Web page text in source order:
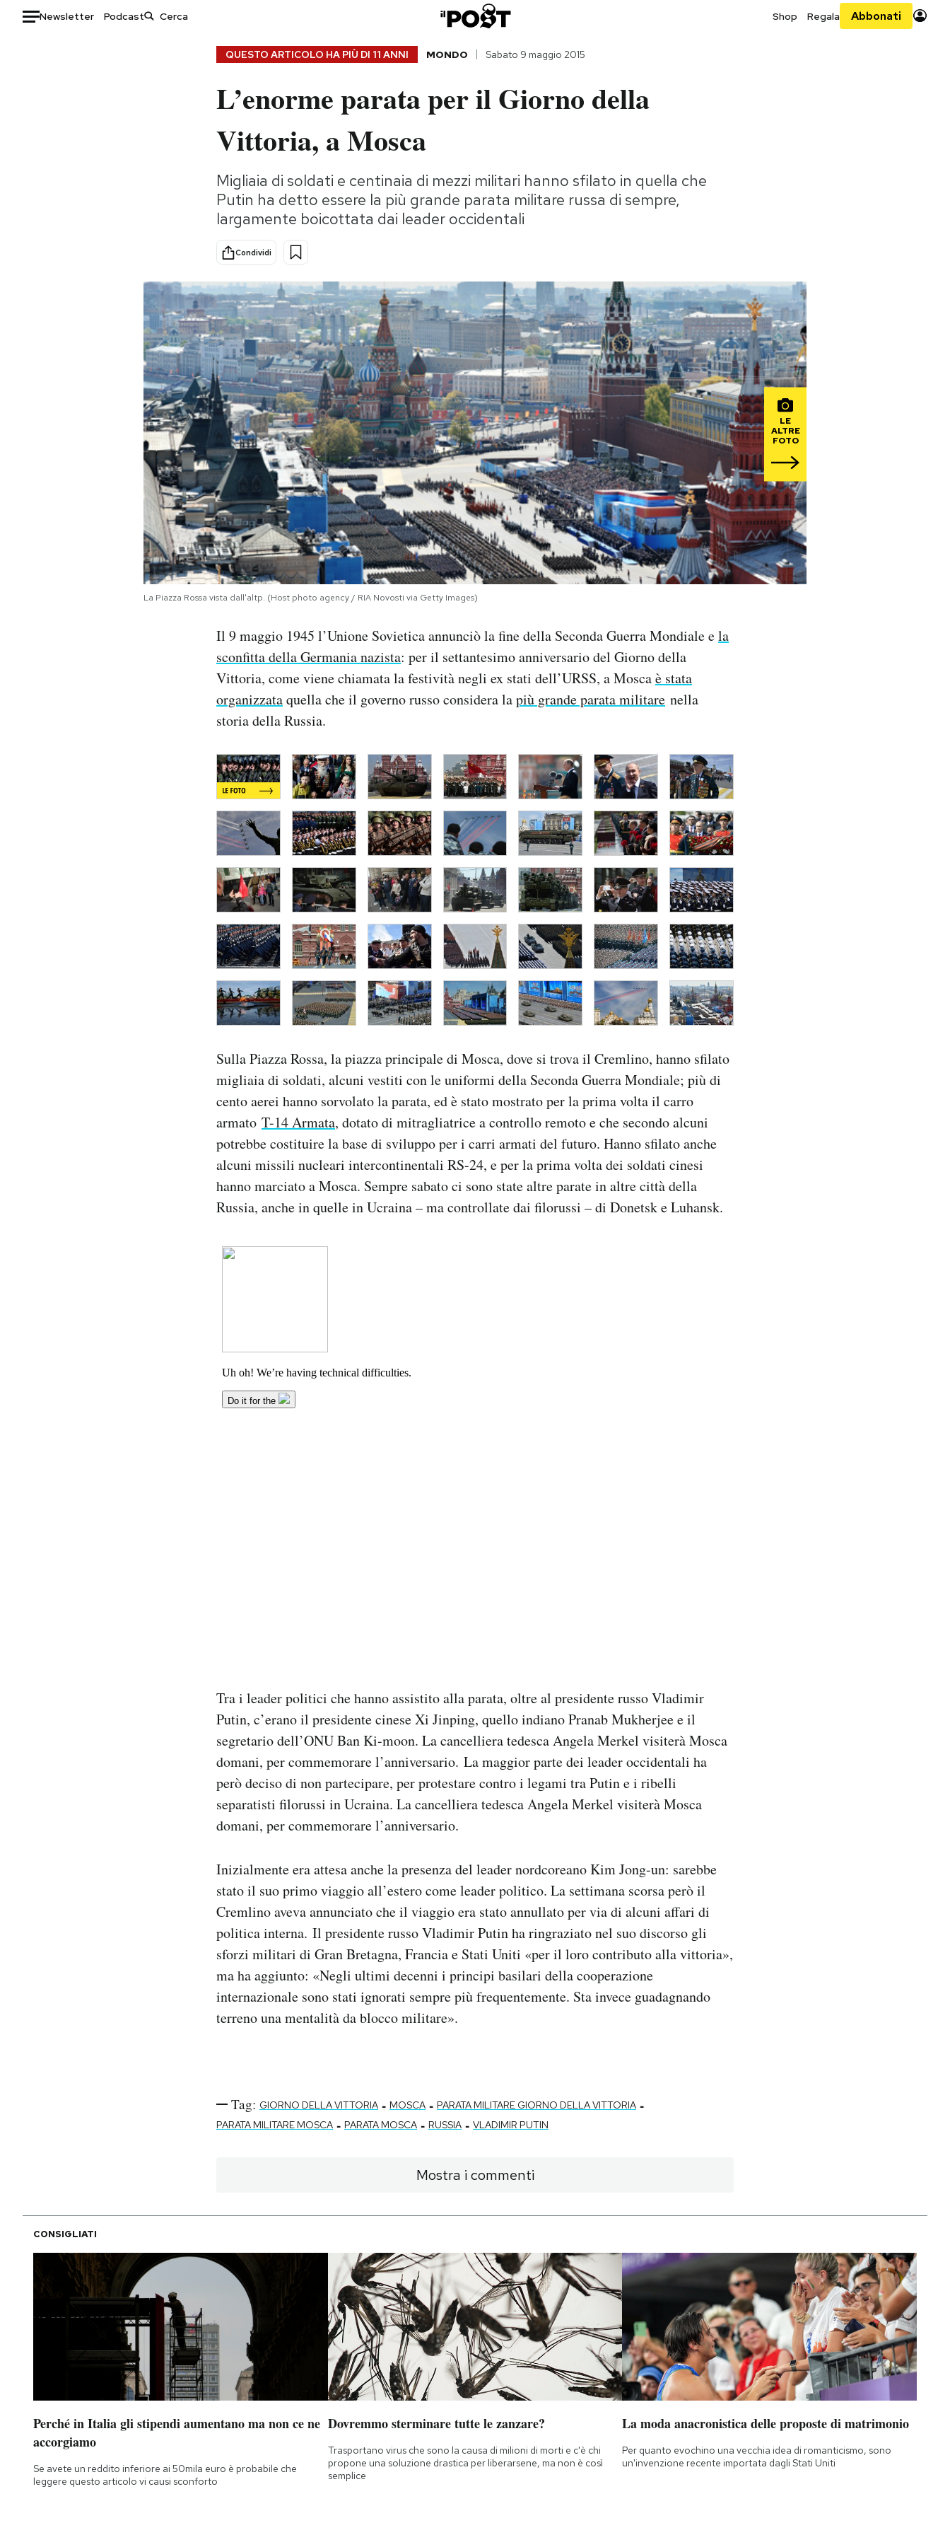
Newsletter Podcast Shop Regala Abbonati
Storie/Idee
Ok Boomer!
Altrecose
Mondiali calcio 2026
AREA PERSONALE
QUESTO ARTICOLO HA PIÙ DI 11 ANNI MONDO Sabato 9 maggio 2015
L’enorme parata per il Giorno della
Vittoria, a Mosca
Migliaia di soldati e centinaia di mezzi militari hanno sfilato in quella che
Putin ha detto essere la più grande parata militare russa di sempre,
largamente boicottata dai leader occidentali
Condividi
LE
ALTRE
FOTO
La Piazza Rossa vista dall'altp. (Host photo agency / RIA Novosti via Getty Images)
Il 9 maggio 1945 l’Unione Sovietica annunciò la fine della Seconda Guerra Mondiale ela
sconfitta della Germania nazista: per il settantesimo anniversario del Giorno della
Vittoria, come viene chiamata la festività negli ex stati dell’URSS, a Moscaè stata
organizzataquella che il governo russo considera lapiù grande parata militare nella
storia della Russia.
Sulla Piazza Rossa, la piazza principale di Mosca, dove si trova il Cremlino, hanno sfilato
migliaia di soldati, alcuni vestiti con le uniformi della Seconda Guerra Mondiale; più di
cento aerei hanno sorvolato la parata, ed è stato mostrato per la prima volta il carro
armato T-14 Armata, dotato di mitragliatrice a controllo remoto e che secondo alcuni
potrebbe costituire la base di sviluppo per i carri armati del futuro. Hanno sfilato anche
alcuni missili nucleari intercontinentali RS-24, e per la prima volta dei soldati cinesi
hanno marciato a Mosca. Sempre sabato ci sono state altre parate in altre città della
Russia, anche in quelle in Ucraina – ma controllate dai filorussi – di Donetsk e Luhansk.
Tra i leader politici che hanno assistito alla parata, oltre al presidente russo Vladimir
Putin, c’erano il presidente cinese Xi Jinping, quello indiano Pranab Mukherjee e il
segretario dell’ONU Ban Ki-moon. La cancelliera tedesca Angela Merkel visiterà Mosca
domani, per commemorare l’anniversario. La maggior parte dei leader occidentali ha
però deciso di non partecipare, per protestare contro i legami tra Putin e i ribelli
separatisti filorussi in Ucraina. La cancelliera tedesca Angela Merkel visiterà Mosca
domani, per commemorare l’anniversario.
Inizialmente era attesa anche la presenza del leader nordcoreano Kim Jong-un: sarebbe
stato il suo primo viaggio all’estero come leader politico. La settimana scorsa però il
Cremlino aveva annunciato che il viaggio era stato annullato per via di alcuni affari di
politica interna. Il presidente russo Vladimir Putin ha ringraziato nel suo discorso gli
sforzi militari di Gran Bretagna, Francia e Stati Uniti «per il loro contributo alla vittoria»,
ma ha aggiunto: «Negli ultimi decenni i principi basilari della cooperazione
internazionale sono stati ignorati sempre più frequentemente. Sta invece guadagnando
terreno una mentalità da blocco militare».
Tag: GIORNO DELLA VITTORIA - MOSCA - PARATA MILITARE GIORNO DELLA VITTORIA -
PARATA MILITARE MOSCA - PARATA MOSCA - RUSSIA - VLADIMIR PUTIN
Mostra i commenti
CONSIGLIATI
Perché in Italia gli stipendi aumentano ma non ce ne
accorgiamo
Se avete un reddito inferiore ai 50mila euro è probabile che
leggere questo articolo vi causi sconforto
Dovremmo sterminare tutte le zanzare?
Trasportano virus che sono la causa di milioni di morti e c'è chi
propone una soluzione drastica per liberarsene, ma non è così
semplice
La moda anacronistica delle proposte di matrimonio
Per quanto evochino una vecchia idea di romanticismo, sono
un'invenzione recente importata dagli Stati Uniti